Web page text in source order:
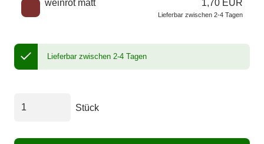
weinrot matt 1,70 EUR
Lieferbar zwischen 2-4 Tagen
Lieferbar zwischen 2-4 Tagen
Stück